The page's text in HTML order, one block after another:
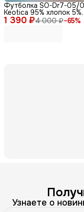
1 390 ₽4 000 ₽−65%
Футболка SO-Dr7-05/
Keotica 95% хлопок 5%
лайкра белая 46
Узнаете о